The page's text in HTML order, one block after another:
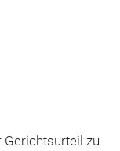
zu